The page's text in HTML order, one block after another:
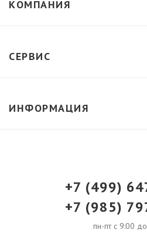
КОМПАНИЯ
СЕРВИС
ИНФОРМАЦИЯ
+7 (499)
+7 (985)
пн-пт с 9:00